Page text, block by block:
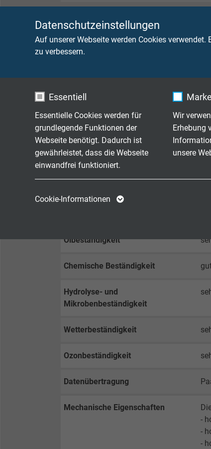
Datenschutzeinstellungen
Auf unserer Webseite werden Cookies
zu verbessern.
Essentiell
Essentielle Cookies werden für
grundlegende Funktionen der
Webseite benötigt. Dadurch ist
gewährleistet, dass die Webseite
einwandfrei funktioniert.
gewählten Tracking-
Wir
Erhebung
unsere
Zweck
Laufzeit
Cookie-Informationen
TECHNISCHE DATEN
Mindestbiegeradius
Temperaturbereich
Ölbeständigkeit
Chemische Beständigkeit
Hydrolyse- und
Mikrobenbeständigkeit
Wetterbeständigkeit
Ozonbeständigkeit
Datenübertragung
Mechanische Eigenschaften
-
-
-